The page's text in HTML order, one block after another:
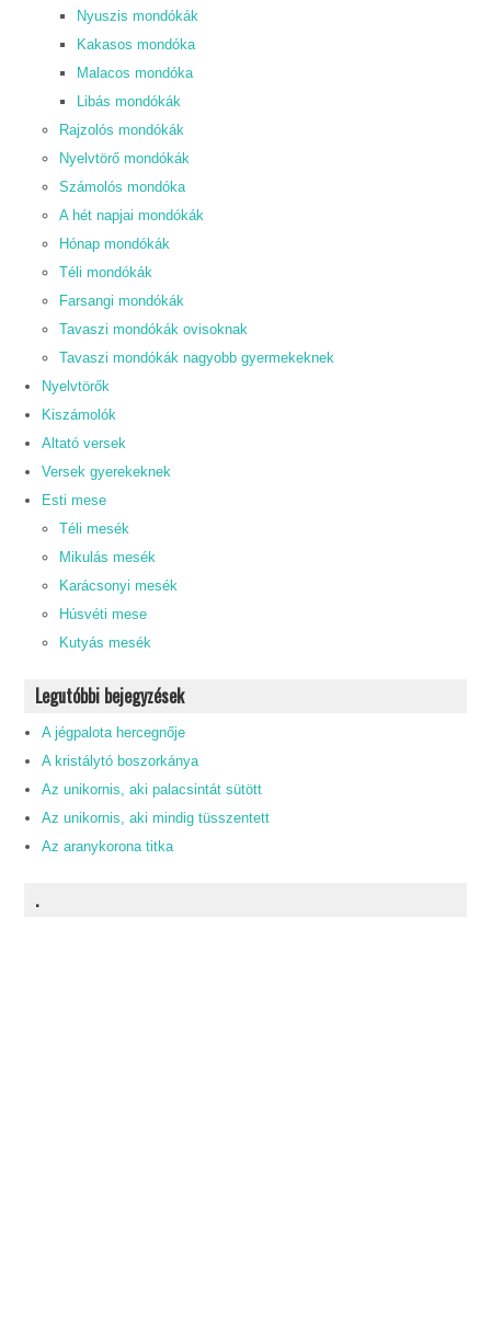
Nyuszis mondókák
Kakasos mondóka
Malacos mondóka
Libás mondókák
Rajzolós mondókák
Nyelvtörő mondókák
Számolós mondóka
A hét napjai mondókák
Hónap mondókák
Téli mondókák
Farsangi mondókák
Tavaszi mondókák ovisoknak
Tavaszi mondókák nagyobb gyermekeknek
Nyelvtörők
Kiszámolók
Altató versek
Versek gyerekeknek
Esti mese
Téli mesék
Mikulás mesék
Karácsonyi mesék
Húsvéti mese
Kutyás mesék
Legutóbbi bejegyzések
A jégpalota hercegnője
A kristálytó boszorkánya
Az unikornis, aki palacsintát sütött
Az unikornis, aki mindig tüsszentett
Az aranykorona titka
.